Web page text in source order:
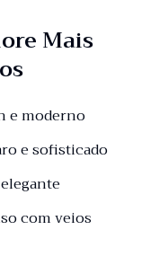
Mais
e moderno
e sofisticado
com veios